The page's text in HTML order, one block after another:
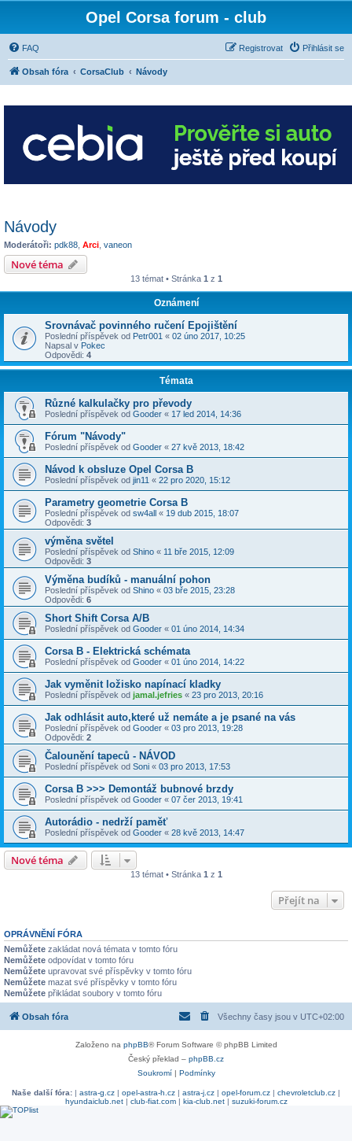
Opel Corsa forum - club
FAQ Přihlásit se
Registrovat
Obsah fóra CorsaClub Návody
Návody
Moderátoři: pdk88 Arci vaneon
Nové téma
13 témat • Stránka 1 z 1
Oznámení
Srovnávač povinného ručení Epojištění
Poslední příspěvek od Petr001 « 02 úno 2017, 10:25
Napsal v Pokec
Odpovědi: 4
Témata
Různé kalkulačky pro převody
Poslední příspěvek od Gooder « 17 led 2014, 14:36
Fórum "Návody"
Poslední příspěvek od Gooder « 27 kvě 2013, 18:42
Návod k obsluze Opel Corsa B
Poslední příspěvek od jin11 « 22 pro 2020, 15:12
Parametry geometrie Corsa B
Poslední příspěvek od sw4all « 19 dub 2015, 18:07
Odpovědi: 3
výměna světel
Poslední příspěvek od Shino « 11 bře 2015, 12:09
Odpovědi: 3
Výměna budíků - manuální pohon
Poslední příspěvek od Shino « 03 bře 2015, 23:28
Odpovědi: 6
Short Shift Corsa A/B
Poslední příspěvek od Gooder « 01 úno 2014, 14:34
Corsa B - Elektrická schémata
Poslední příspěvek od Gooder « 01 úno 2014, 14:22
Jak vyměnit ložisko napínací kladky
Poslední příspěvek od jamal.jefries « 23 pro 2013, 20:16
Jak odhlásit auto,které už nemáte a je psané na vás
Poslední příspěvek od Gooder « 03 pro 2013, 19:28
Odpovědi: 2
Čalounění tapeců - NÁVOD
Poslední příspěvek od Soni « 03 pro 2013, 17:53
Corsa B >>> Demontáž bubnové brzdy
Poslední příspěvek od Gooder « 07 čer 2013, 19:41
Autorádio - nedrží paměť
Poslední příspěvek od Gooder « 28 kvě 2013, 14:47
Nové téma
13 témat • Stránka 1 z 1
Přejít na
OPRÁVNĚNÍ FÓRA
Nemůžete zakládat nová témata v tomto fóru
Nemůžete odpovídat v tomto fóru
Nemůžete upravovat své příspěvky v tomto fóru
Nemůžete mazat své příspěvky v tomto fóru
Nemůžete přikládat soubory v tomto fóru
Obsah fóra Všechny časy jsou v UTC+02:00
Založeno na phpBB® Forum Software © phpBB Limited
Český překlad – phpBB.cz
Soukromí| Podmínky
Naše další fóra: | astra-g.cz | opel-astra-h.cz | astra-j.cz | opel-forum.cz | chevroletclub.cz |
hyundaiclub.net| club-fiat.com| kia-club.net| suzuki-forum.cz